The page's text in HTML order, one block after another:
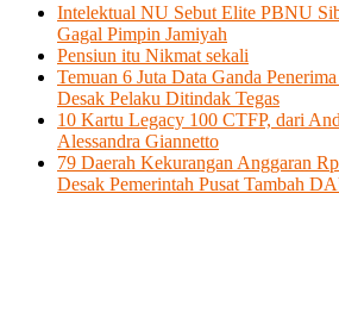
Intelektual NU Sebut Elite PBNU
Gagal Pimpin Jamiyah
Pensiun itu Nikmat sekali
Temuan 6 Juta Data Ganda
Desak Pelaku Ditindak Tegas
10 Kartu Legacy 100 CTFP, dari
Alessandra Giannetto
79 Daerah Kekurangan Anggaran
Desak Pemerintah Pusat Tambah